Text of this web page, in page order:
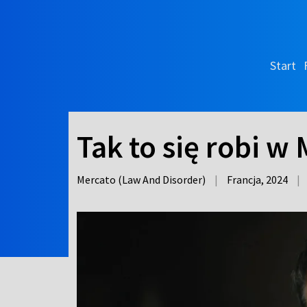
Start
Tak to się robi w
Mercato (Law And Disorder) | Francja, 2024 |